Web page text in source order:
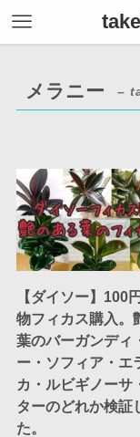
メラニー –
【ダイソー】100
物フィカス購入。
葉のバーガンディ
ー・ソフィア・エ
カ・ルビギノーサ
ターのどれか検証
た。